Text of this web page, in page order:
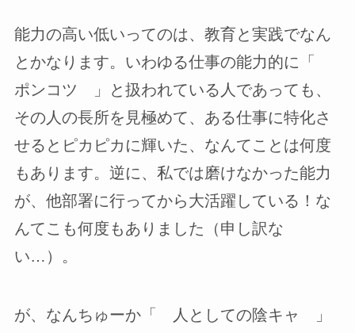
能力の高い低いってのは、教育と実践でなん
とかなります。いわゆる仕事の能力的に「
ポンコツ 」と扱われている人であっても、
その人の長所を見極めて、ある仕事に特化さ
せるとピカピカに輝いた、なんてことは何度
もあります。逆に、私では磨けなかった能力
が、他部署に行ってから大活躍している！な
んてこも何度もありました（申し訳な
い…）。
が、なんちゅーか「 人としての陰キャ 」